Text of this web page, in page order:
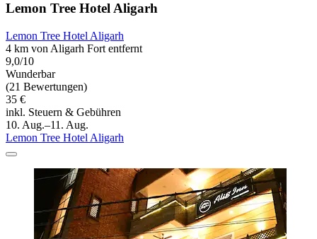
Lemon Tree Hotel Aligarh
Lemon Tree Hotel Aligarh
4 km von Aligarh Fort entfernt
9,0/10
Wunderbar
(21 Bewertungen)
35 €
inkl. Steuern & Gebühren
10. Aug.–11. Aug.
Lemon Tree Hotel Aligarh